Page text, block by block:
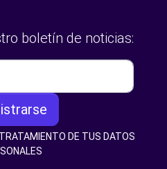
boletín de noticias:
DE TUS DATOS